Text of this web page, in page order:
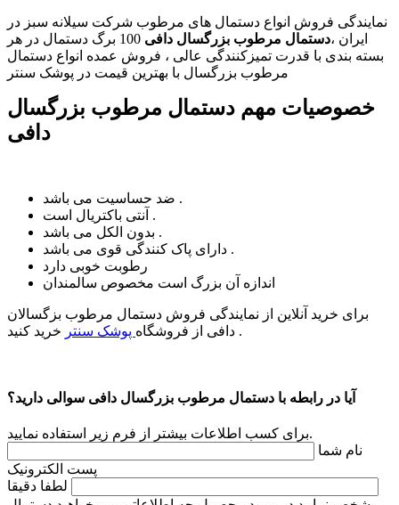
نمایندگی فروش انواع دستمال های مرطوب شرکت سیلانه سبز در
ایران ،دستمال مرطوب بزرگسال دافی
100 برگ دستمال در هر
بسته بندی با قدرت تمیزکنندگی عالی ، فروش عمده انواع دستمال
مرطوب بزرگسال با بهترین قیمت در پوشک سنتر
خصوصیات مهم دستمال مرطوب بزرگسال
دافی
ضد حساسیت می باشد .
آنتی باکتریال است .
بدون الکل می باشد .
دارای پاک کنندگی قوی می باشد .
رطوبت خوبی دارد
برای خرید آنلاین از نمایندگی فروش دستمال مرطوب بزگسالان
دافی از فروشگاه پوشک سنتر خرید کنید .
آیا در رابطه با دستمال مرطوب بزرگسال دافی سوالی دارید؟
برای کسب اطلاعات بیشتر از فرم زیر استفاده نمایید.
نام شما
پست الکترونیک
لطفا دقیقا